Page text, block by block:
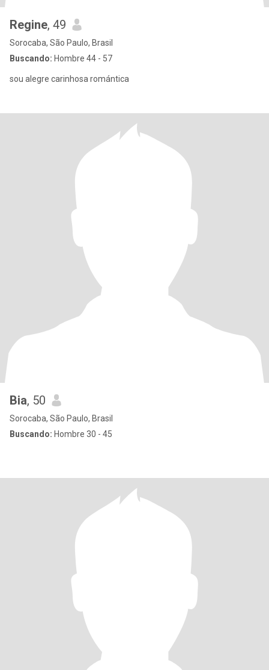
Regine, 49
Sorocaba, São Paulo, Brasil
Buscando: Hombre 44 - 57
sou alegre carinhosa romántica
Bia, 50
Sorocaba, São Paulo, Brasil
Buscando: Hombre 30 - 45